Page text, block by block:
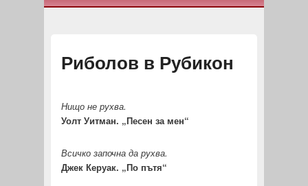
Риболов в Рубикон
Нищо не рухва.
Уолт Уитман. „Песен за мен“
Всичко започна да рухва.
Джек Керуак. „По пътя“